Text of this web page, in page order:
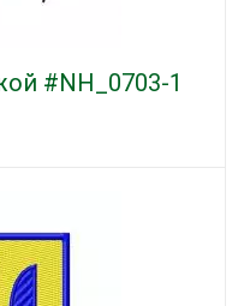
#NH_0703-1